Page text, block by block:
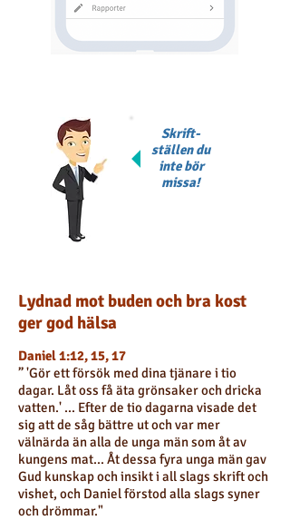
Skrift-
ställen du
inte bör
missa!
Lydnad mot buden och bra kost
ger god hälsa
Daniel 1:12, 15, 17
” 'Gör ett försök med dina tjänare i tio
dagar. Låt oss få äta grönsaker och dricka
vatten.' ... Efter de tio dagarna visade det
sig att de såg bättre ut och var mer
välnärda än alla de unga män som åt av
kungens mat... Åt dessa fyra unga män gav
Gud kunskap och insikt i all slags skrift och
vishet, och Daniel förstod alla slags syner
och drömmar."